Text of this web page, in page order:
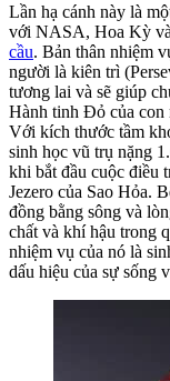
Lần hạ cánh này là
với NASA, Hoa Kỳ
cầu. Bản thân nhiệm
người là kiên trì
tương lai và sẽ giúp
Hành tinh Đỏ của con
Với kích thước tầm
sinh học vũ trụ nặng
khi bắt đầu cuộc điều
Jezero của Sao Hỏa.
đồng bằng sông và
chất và khí hậu trong
nhiệm vụ của nó là
dấu hiệu của sự sống